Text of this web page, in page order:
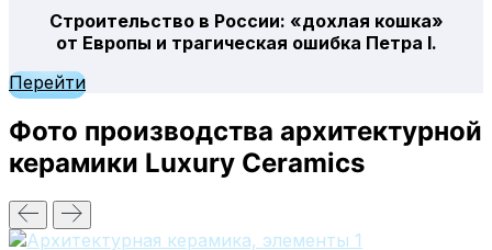
Строительство в России: «дохлая кошка»
от Европы и трагическая ошибка Петра I.
Перейти
Фото производства архитектурной
керамики Luxury Ceramics